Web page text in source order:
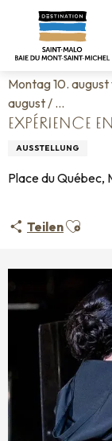
contenu
Startseite
Expérience
Montag 10. august
august / ...
EXPÉRIENCE
AUSSTELLUNG
Place du Québec,
TeilenAjouter